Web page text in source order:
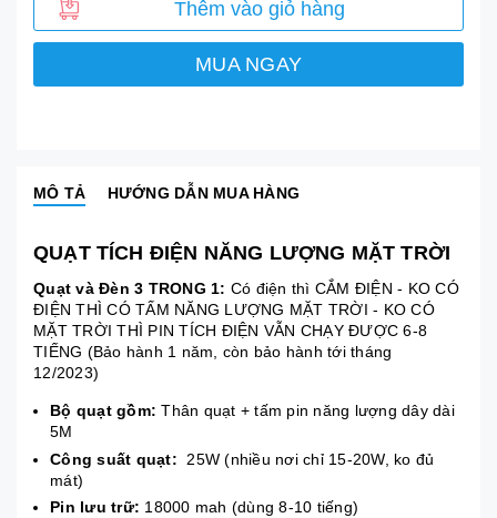
Thêm vào giỏ hàng
MUA NGAY
MÔ TẢ HƯỚNG DẪN MUA HÀNG
QUẠT TÍCH ĐIỆN NĂNG LƯỢNG MẶT TRỜI
Quạt và Đèn 3 TRONG 1: Có điện thì CẮM ĐIỆN - KO CÓ
ĐIỆN THÌ CÓ TẤM NĂNG LƯỢNG MẶT TRỜI - KO CÓ
MẶT TRỜI THÌ PIN TÍCH ĐIỆN VẪN CHẠY ĐƯỢC 6-8
TIẾNG (Bảo hành 1 năm, còn bảo hành tới tháng
12/2023)
Bộ quạt gồm:Thân quạt + tấm pin năng lượng dây dài
5M
Công suất quạt:
25W (nhiều nơi chỉ 15-20W, ko đủ
mát)
Pin lưu trữ: 18000 mah (dùng 8-10 tiếng)